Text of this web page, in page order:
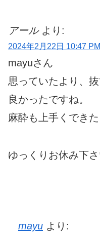
アール より:
2024年2月22日 10:47 PM
mayuさん
思っていたより、
良かったですね。
麻酔も上手くできた
ゆっくりお休み下さ
mayu より: